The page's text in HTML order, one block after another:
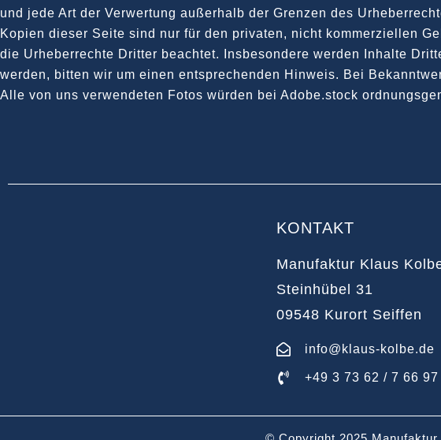
und jede Art der Verwertung außerhalb der Grenzen des
Kopien dieser Seite sind nur für den privaten, nicht kommerziellen
die Urheberrechte Dritter beachtet. Insbesondere werden Inhalte
werden, bitten wir um einen entsprechenden Hinweis. Bei
Alle von uns verwendeten Fotos würden bei Adobe.stock
KONTAKT
Manufaktur Klaus
Steinhübel 31
09548 Kurort Seiffen
info@klaus-kolbe.de
+49 3 73 62 / 7 66 97